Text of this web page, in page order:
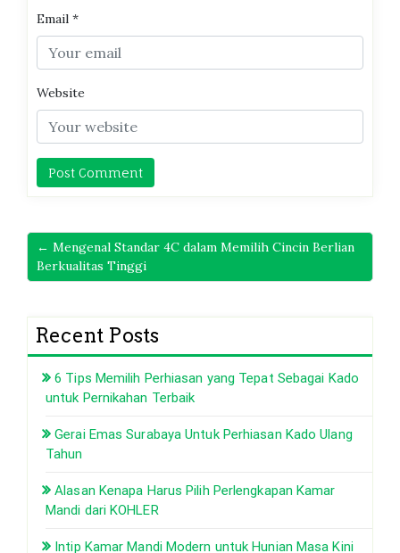
Email *
Website
← Mengenal Standar 4C dalam Memilih Cincin Berlian
Berkualitas Tinggi
Recent Posts
6 Tips Memilih Perhiasan yang Tepat Sebagai Kado
untuk Pernikahan Terbaik
Gerai Emas Surabaya Untuk Perhiasan Kado Ulang
Tahun
Alasan Kenapa Harus Pilih Perlengkapan Kamar
Mandi dari KOHLER
Intip Kamar Mandi Modern untuk Hunian Masa Kini